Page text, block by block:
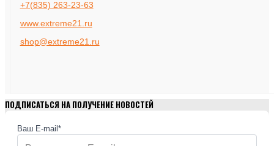
+7(835) 263-23-63
www.extreme21.ru
shop@extreme21.ru
ПОДПИСАТЬСЯ НА ПОЛУЧЕНИЕ НОВОСТЕЙ
Ваш E-mail*